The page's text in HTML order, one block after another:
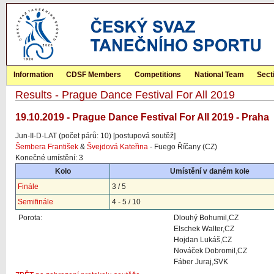
Information CDSF Members Competitions National Team
Results - Prague Dance Festival For All 2019
19.10.2019 - Prague Dance Festival For All 2019 - Praha
Jun-II-D-LAT (počet párů: 10) [postupová soutěž]
Šembera František & Švejdová Kateřina - Fuego Říčany (CZ)
Konečné umístění: 3
Kolo
Umístění v daném kole
Finále
3 / 5
Semifinále
4 - 5 / 10
Porota:
Dlouhý Bohumil,CZ
Elschek Walter,CZ
Hojdan Lukáš,CZ
Nováček Dobromil,CZ
Fáber Juraj,SVK